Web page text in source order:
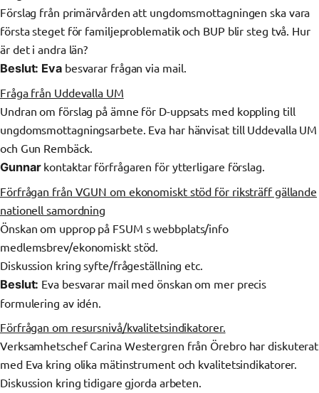
Förslag från primärvården att ungdomsmottagningen ska vara
första steget för familjeproblematik och BUP blir steg två. Hur
är det i andra län?
Beslut: Evabesvarar frågan via mail.
Fråga från Uddevalla UM
Undran om förslag på ämne för D-uppsats med koppling till
ungdomsmottagningsarbete. Eva har hänvisat till Uddevalla UM
och Gun Rembäck.
Gunnarkontaktar förfrågaren för ytterligare förslag.
Förfrågan från VGUN om ekonomiskt stöd för riksträff gällande
nationell samordning
Önskan om upprop på FSUM s webbplats/info
medlemsbrev/ekonomiskt stöd.
Diskussion kring syfte/frågeställning etc.
Beslut: Eva besvarar mail med önskan om mer precis
formulering av idén.
Förfrågan om resursnivå/kvalitetsindikatorer.
Verksamhetschef Carina Westergren från Örebro har diskuterat
med Eva kring olika mätinstrument och kvalitetsindikatorer.
Diskussion kring tidigare gjorda arbeten.